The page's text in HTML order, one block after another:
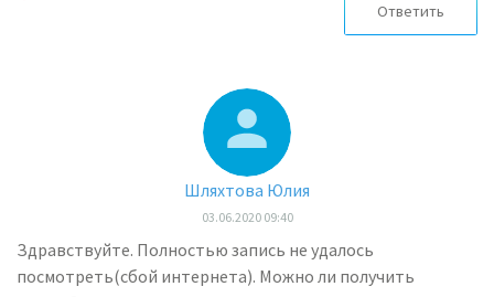
Ответить
Шляхтова Юлия
03.06.2020 09:40
Здравствуйте. Полностью запись не удалось
посмотреть(сбой интернета). Можно ли получить